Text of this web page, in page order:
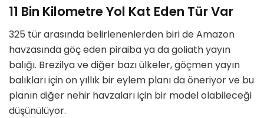
11 Bin Kilometre Yol Kat Eden Tür Var
325 tür arasında belirlenenlerden biri de Amazon
havzasında göç eden piraiba ya da goliath yayın
balığı. Brezilya ve diğer bazı ülkeler, göçmen yayın
balıkları için on yıllık bir eylem planı da öneriyor ve bu
planın diğer nehir havzaları için bir model olabileceği
düşünülüyor.